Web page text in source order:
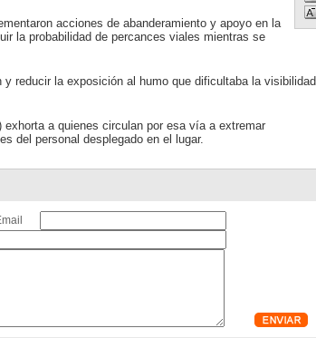
acciones de abanderamiento y apoyo en la
la probabilidad de percances viales mientras se
reducir la exposición al humo que dificultaba la visibilidad
a quienes circulan por esa vía a extremar
del personal desplegado en el lugar.